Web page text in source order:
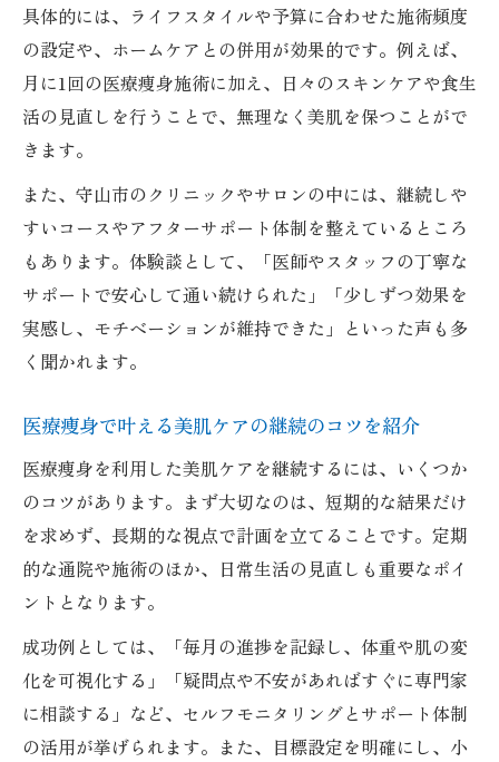
具体的には、ライフスタイルや予算に合わせた施術頻度
の設定や、ホームケアとの併用が効果的です。例えば、
月に1回の医療痩身施術に加え、日々のスキンケアや食生
活の見直しを行うことで、無理なく美肌を保つことがで
きます。
また、守山市のクリニックやサロンの中には、継続しや
すいコースやアフターサポート体制を整えているところ
もあります。体験談として、「医師やスタッフの丁寧な
サポートで安心して通い続けられた」「少しずつ効果を
実感し、モチベーションが維持できた」といった声も多
く聞かれます。
医療痩身で叶える美肌ケアの継続のコツを紹介
医療痩身を利用した美肌ケアを継続するには、いくつか
のコツがあります。まず大切なのは、短期的な結果だけ
を求めず、長期的な視点で計画を立てることです。定期
的な通院や施術のほか、日常生活の見直しも重要なポイ
ントとなります。
成功例としては、「毎月の進捗を記録し、体重や肌の変
化を可視化する」「疑問点や不安があればすぐに専門家
に相談する」など、セルフモニタリングとサポート体制
の活用が挙げられます。また、目標設定を明確にし、小